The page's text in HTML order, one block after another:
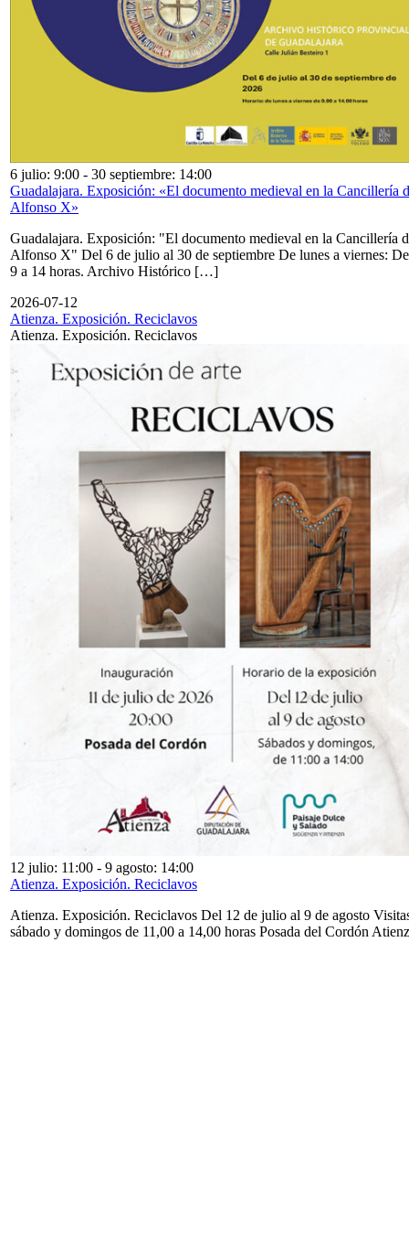
6 julio: 9:00 - 30 septiembre: 14:00
Guadalajara. Exposición: «El documento medieval en la Cancillería
Alfonso X»
Guadalajara. Exposición: "El documento medieval en la Cancillería
Alfonso X" Del 6 de julio al 30 de septiembre De lunes a viernes: De
9 a 14 horas. Archivo Histórico […]
2026-07-12
Atienza. Exposición. Reciclavos
Atienza. Exposición. Reciclavos
12 julio: 11:00 - 9 agosto: 14:00
Atienza. Exposición. Reciclavos
Atienza. Exposición. Reciclavos Del 12 de julio al 9 de agosto
sábado y domingos de 11,00 a 14,00 horas Posada del Cordón